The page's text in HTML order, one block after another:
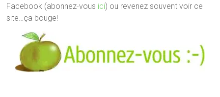
Facebook (abonnez-vous ici) ou revenez souvent voir ce
site…ça bouge!